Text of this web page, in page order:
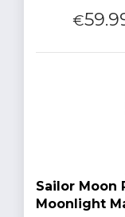
€
Sailor Moon
Moonlight